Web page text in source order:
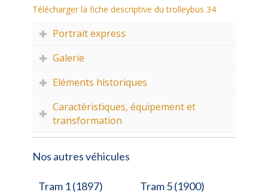
Télécharger la fiche descriptive du trolleybus 34
Portrait express
Galerie
Eléments historiques
Caractéristiques, équipement et
transformation
Nos autres véhicules
Tram 1 (1897) Tram 5 (1900)